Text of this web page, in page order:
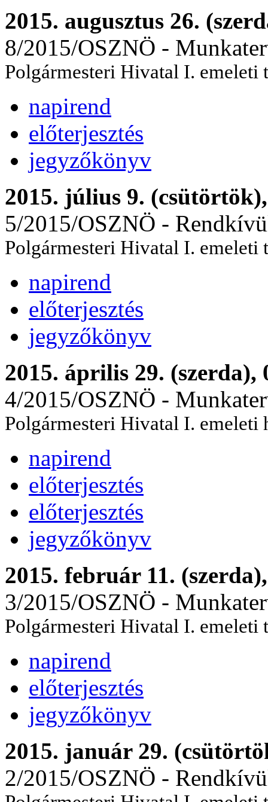
2015. augusztus 26.
8/2015/OSZNÖ -
Polgármesteri Hivatal I. emeleti
napirend
előterjesztés
jegyzőkönyv
2015. július 9.
5/2015/OSZNÖ -
Polgármesteri Hivatal I. emeleti
napirend
előterjesztés
jegyzőkönyv
2015. április 29. (szerda),
4/2015/OSZNÖ -
Polgármesteri Hivatal I. emeleti
napirend
előterjesztés
előterjesztés
jegyzőkönyv
2015. február 11.
3/2015/OSZNÖ -
Polgármesteri Hivatal I. emeleti
napirend
előterjesztés
jegyzőkönyv
2015. január 29.
2/2015/OSZNÖ -